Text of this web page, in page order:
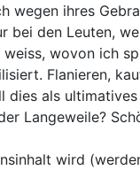
wegen ihres
bei den Leuten,
wovon ich
Flanieren,
dies als
Langeweile?
wird